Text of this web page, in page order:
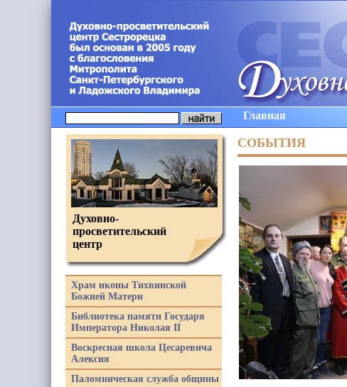
Главная
СОБЫТИЯ
Духовно-
просветительский
центр
Храм иконы Тихвинской
Божией Матери
Библиотека памяти Государя
Императора Николая II
Воскресная школа Цесаревича
Алексия
Паломническая служба общины